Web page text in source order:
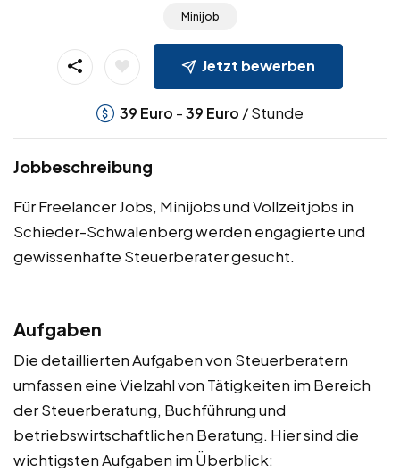
Minijob
Jetzt bewerben
39 Euro -39 Euro / Stunde
Jobbeschreibung
Für Freelancer Jobs, Minijobs und Vollzeitjobs in
Schieder-Schwalenberg werden engagierte und
gewissenhafte Steuerberater gesucht.
Aufgaben
Die detaillierten Aufgaben von Steuerberatern
umfassen eine Vielzahl von Tätigkeiten im Bereich
der Steuerberatung, Buchführung und
betriebswirtschaftlichen Beratung. Hier sind die
wichtigsten Aufgaben im Überblick: